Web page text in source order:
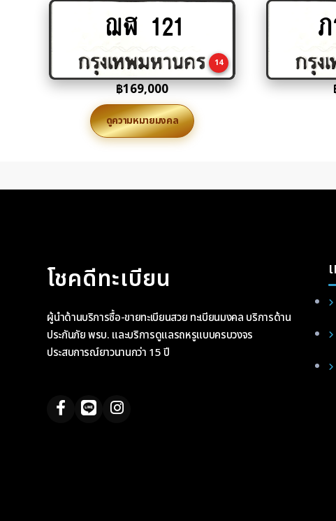
Add
to
ฌฬ 121
14
฿169,000
ดูความหมายมงคล
โชคดีทะเบียน
ผู้นำด้านบริการซื้อ-ขายทะเบียนสวย ทะเบียนมงคล บริการด้าน
ประกันภัย พรบ. และบริการดูแลรถหรูแบบครบวงจร
ประสบการณ์ยาวนานกว่า 15 ปี